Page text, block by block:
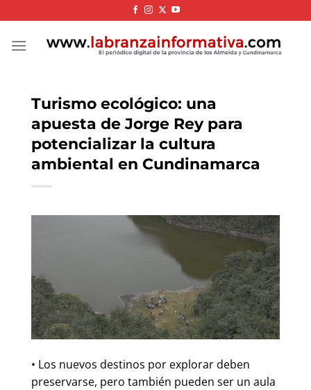
to
content
Turismo ecológico: una
apuesta de Jorge Rey para
potencializar la cultura
ambiental en Cundinamarca
• Los nuevos destinos por explorar deben
preservarse, pero también pueden ser un aula